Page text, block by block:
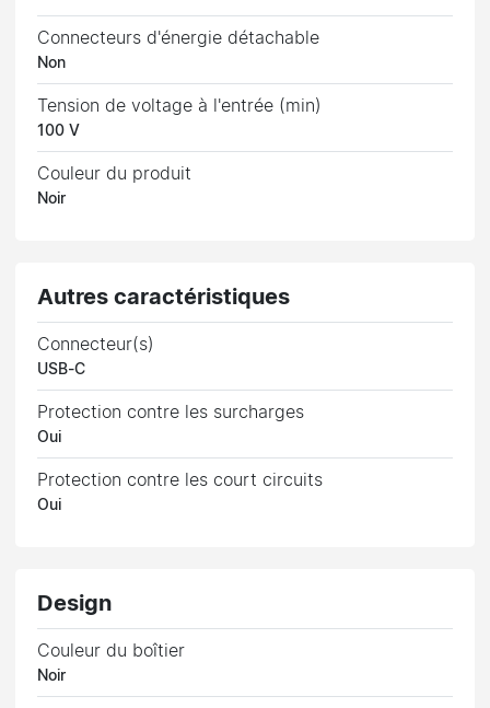
Connecteurs d'énergie détachable
Non
Tension de voltage à l'entrée (min)
100 V
Couleur du produit
Noir
Autres caractéristiques
Connecteur(s)
USB-C
Protection contre les surcharges
Oui
Protection contre les court circuits
Oui
Design
Couleur du boîtier
Noir